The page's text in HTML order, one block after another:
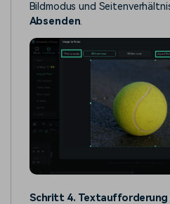
Bildmodus und
Absenden.
Schritt 4. Textaufforderung